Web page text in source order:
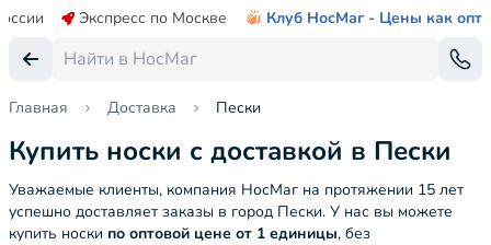
Экспресс по Москве Клуб НосМаг - Цены как опт
Главная Доставка Пески
Купить носки с доставкой в Пески
Уважаемые клиенты, компания НосМаг на протяжении 15 лет
успешно доставляет заказы в город Пески. У нас вы можете
купить носки по оптовой цене от 1 единицы, без